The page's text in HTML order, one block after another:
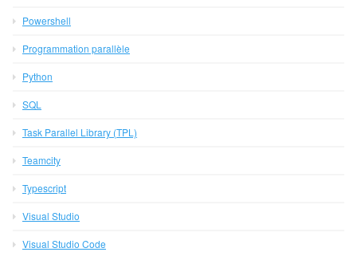
Powershell
Programmation parallèle
Python
SQL
Task Parallel Library (TPL)
Teamcity
Typescript
Visual Studio
Visual Studio Code